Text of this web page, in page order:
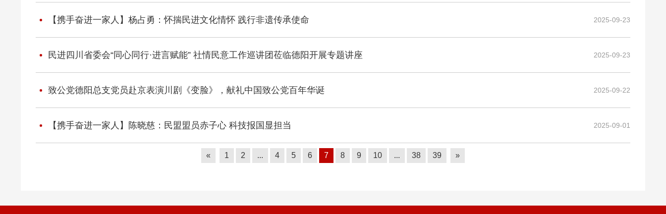
【携手奋进一家人】杨占勇：怀揣民进文化情怀 践行非遗传承使命 2025-09-23
民进四川省委会“同心同行·进言赋能” 社情民意工作巡讲团莅临德阳开展专题讲座 2025-09-23
致公党德阳总支党员赴京表演川剧《变脸》，献礼中国致公党百年华诞 2025-09-22
【携手奋进一家人】陈晓慈：民盟盟员赤子心 科技报国显担当 2025-09-01
« 1 2 ... 4 5 6 7 8 9 10 ... 38 39 »